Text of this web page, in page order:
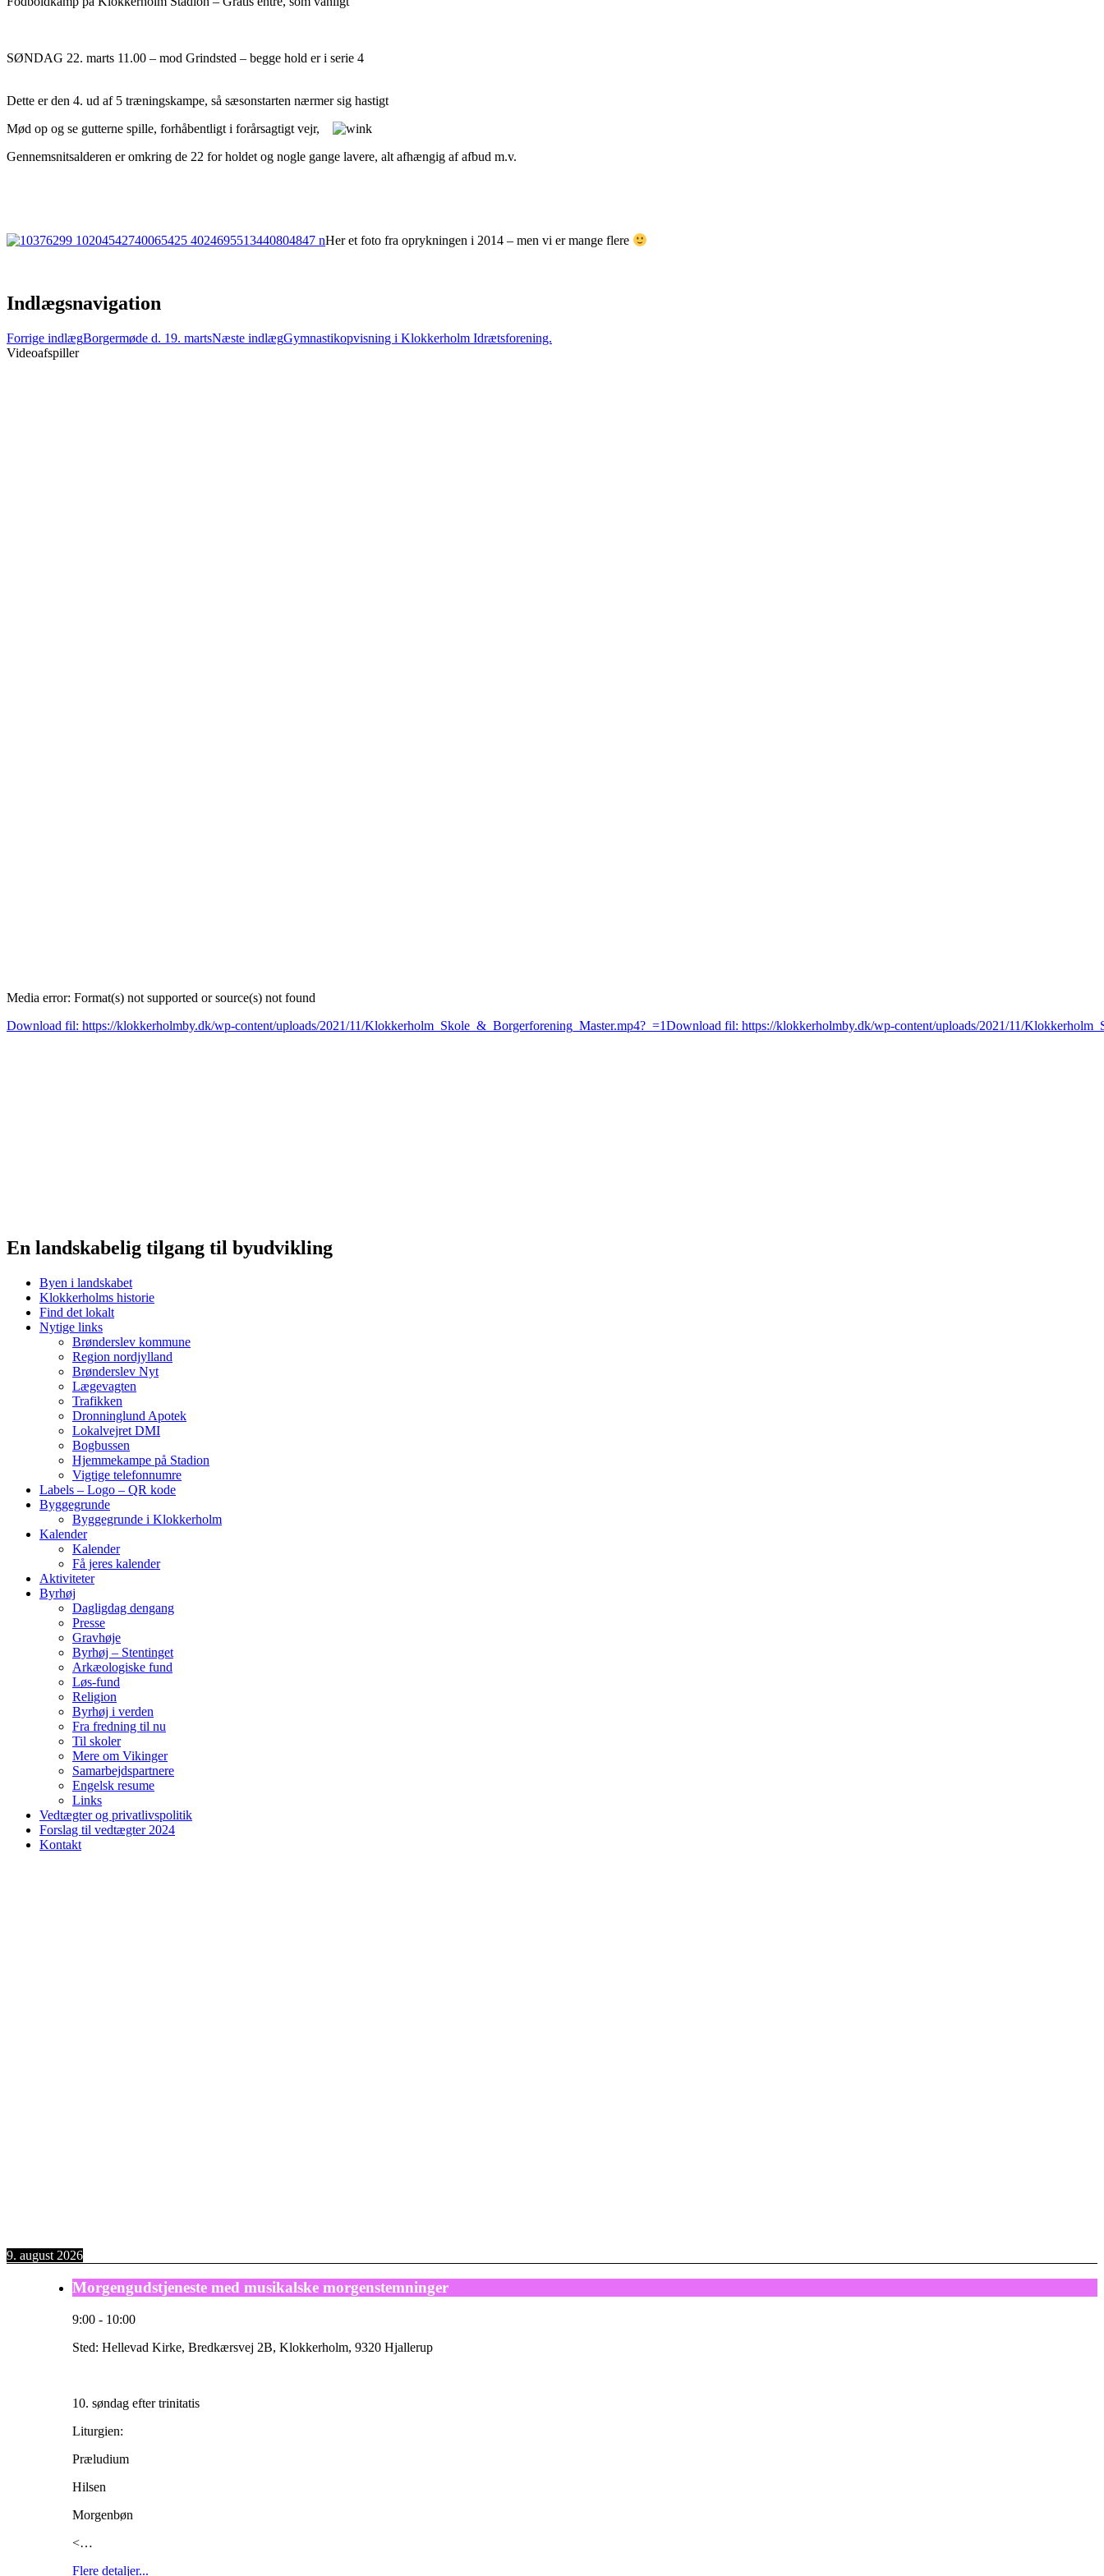
SØNDAG 22. marts 11.00 – mod Grindsted – begge hold er i serie 4
Dette er den 4. ud af 5 træningskampe, så sæsonstarten nærmer sig hastigt
Mød op og se gutterne spille, forhåbentligt i forårsagtigt vejr,
Gennemsnitsalderen er omkring de 22 for holdet og nogle gange lavere, alt afhængig af afbud m.v.
Her et foto fra oprykningen i 2014 – men vi er mange flere
Indlægsnavigation
Forrige indlægBorgermøde d. 19. martsNæste indlægGymnastikopvisning i Klokkerholm Idrætsforening.
Videoafspiller
Media error: Format(s) not supported or source(s) not found
Download fil: https://klokkerholmby.dk/wp-content/uploads/2021/11/Klokkerholm_Skole_&_Borgerforening_Master.mp4?_=1Download fil: https://klokkerholmby.dk/wp-content/uploads/2021/11/
En landskabelig tilgang til byudvikling
Byen i landskabet
Klokkerholms historie
Find det lokalt
Nytige links
Brønderslev kommune
Region nordjylland
Brønderslev Nyt
Lægevagten
Trafikken
Dronninglund Apotek
Lokalvejret DMI
Bogbussen
Hjemmekampe på Stadion
Vigtige telefonnumre
Labels – Logo – QR kode
Byggegrunde
Byggegrunde i Klokkerholm
Kalender
Kalender
Få jeres kalender
Aktiviteter
Byrhøj
Dagligdag dengang
Presse
Gravhøje
Byrhøj – Stentinget
Arkæologiske fund
Løs-fund
Religion
Byrhøj i verden
Fra fredning til nu
Til skoler
Mere om Vikinger
Samarbejdspartnere
Engelsk resume
Links
Vedtægter og privatlivspolitik
Forslag til vedtægter 2024
Kontakt
9. august 2026
Morgengudstjeneste med musikalske morgenstemninger
9:00 - 10:00
Sted: Hellevad Kirke, Bredkærsvej 2B, Klokkerholm, 9320 Hjallerup
10. søndag efter trinitatis
Liturgien:
Præludium
Hilsen
Morgenbøn
<…
Flere detaljer...